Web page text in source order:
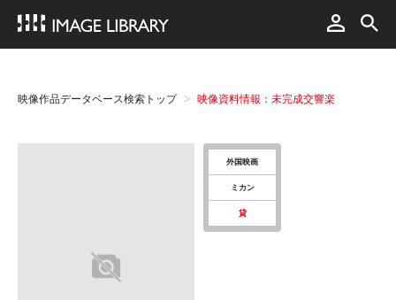
映像作品データベース検索トップ 映像資料情報：未完成交響楽
外国映画
ミカン
貸